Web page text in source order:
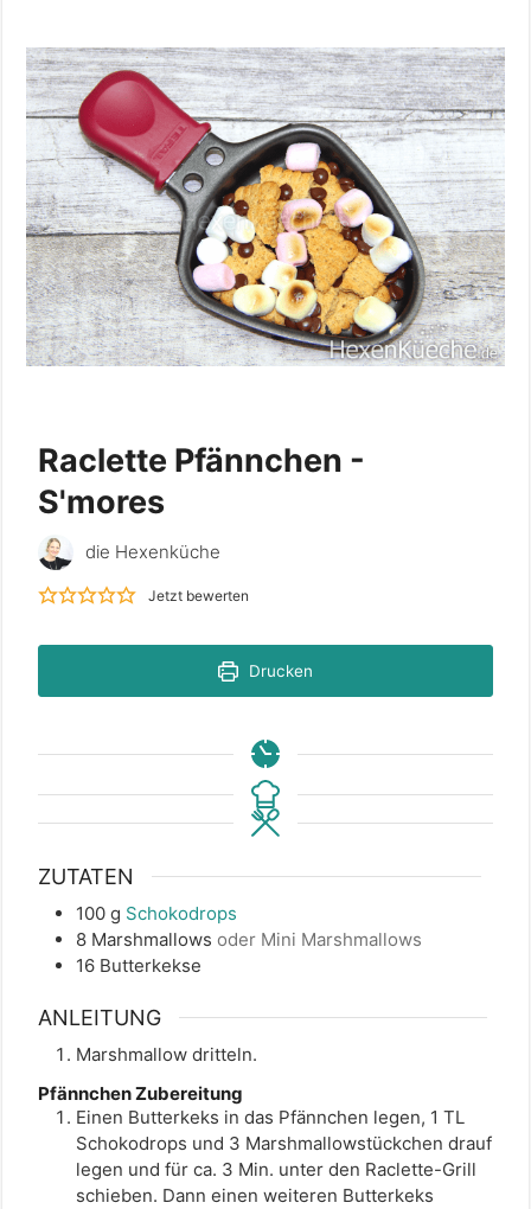
Raclette Pfännchen -
S'mores
die Hexenküche
Jetzt bewerten
Drucken
ZUTATEN
100 g Schokodrops
8 Marshmallows oder Mini Marshmallows
16 Butterkekse
ANLEITUNG
Marshmallow dritteln.
Pfännchen Zubereitung
Einen Butterkeks in das Pfännchen legen, 1 TL
Schokodrops und 3 Marshmallowstückchen drauf
legen und für ca. 3 Min. unter den Raclette-Grill
schieben. Dann einen weiteren Butterkeks